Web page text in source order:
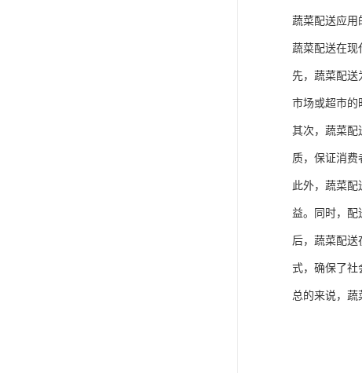
蔬菜配送应用
蔬菜配送在现
先，蔬菜配送
市场或超市的
其次，蔬菜配
质，保证消费
此外，蔬菜配
益。同时，配
后，蔬菜配送
式，确保了社
总的来说，蔬